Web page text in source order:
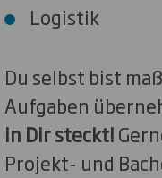
Logistik
Du selbst bist
Aufgaben
in Dir steckt!
Projekt- und